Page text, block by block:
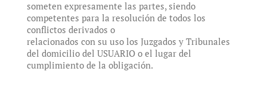
someten expresamente las partes, siendo
competentes para la resolución de todos los
conflictos derivados o
relacionados con su uso los Juzgados y Tribunales
del domicilio del USUARIO o el lugar del
cumplimiento de la obligación.